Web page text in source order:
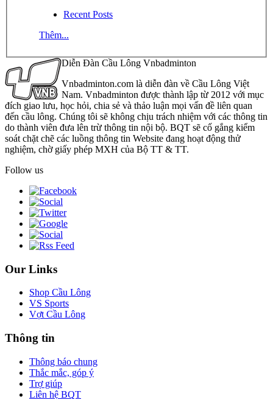
Recent Posts
Thêm...
Diễn Đàn Cầu Lông Vnbadminton
Vnbadminton.com là diễn đàn về Cầu Lông Việt
Nam. Vnbadminton được thành lập từ 2012 với mục
đích giao lưu, học hỏi, chia sẻ và thảo luận mọi vấn đề liên quan
đến cầu lông. Chúng tôi sẽ không chịu trách nhiệm với các thông tin
do thành viên đưa lên trừ thông tin nội bộ. BQT sẽ cố gắng kiểm
soát chặt chẽ các luồng thông tin Website đang hoạt động thử
nghiệm, chờ giấy phép MXH của Bộ TT & TT.
Follow us
Our Links
Shop Cầu Lông
VS Sports
Vợt Cầu Lông
Thông tin
Thông báo chung
Thắc mắc, góp ý
Trợ giúp
Liên hệ BQT